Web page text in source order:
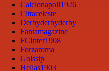
Calcionapoli1926
Cittaceleste
Derbyderbyderby
Fantamagazine
FCInter1908
Forzaroma
Golssip
Hellas1903